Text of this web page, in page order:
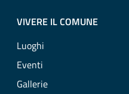
VIVERE IL COMUNE
Luoghi
Eventi
Gallerie